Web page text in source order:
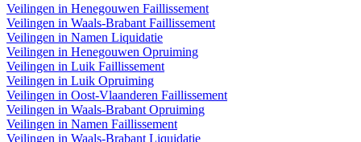
Veilingen in Henegouwen Faillissement
Veilingen in Waals-Brabant Faillissement
Veilingen in Namen Liquidatie
Veilingen in Henegouwen Opruiming
Veilingen in Luik Faillissement
Veilingen in Luik Opruiming
Veilingen in Oost-Vlaanderen Faillissement
Veilingen in Waals-Brabant Opruiming
Veilingen in Namen Faillissement
Veilingen in Waals-Brabant Liquidatie